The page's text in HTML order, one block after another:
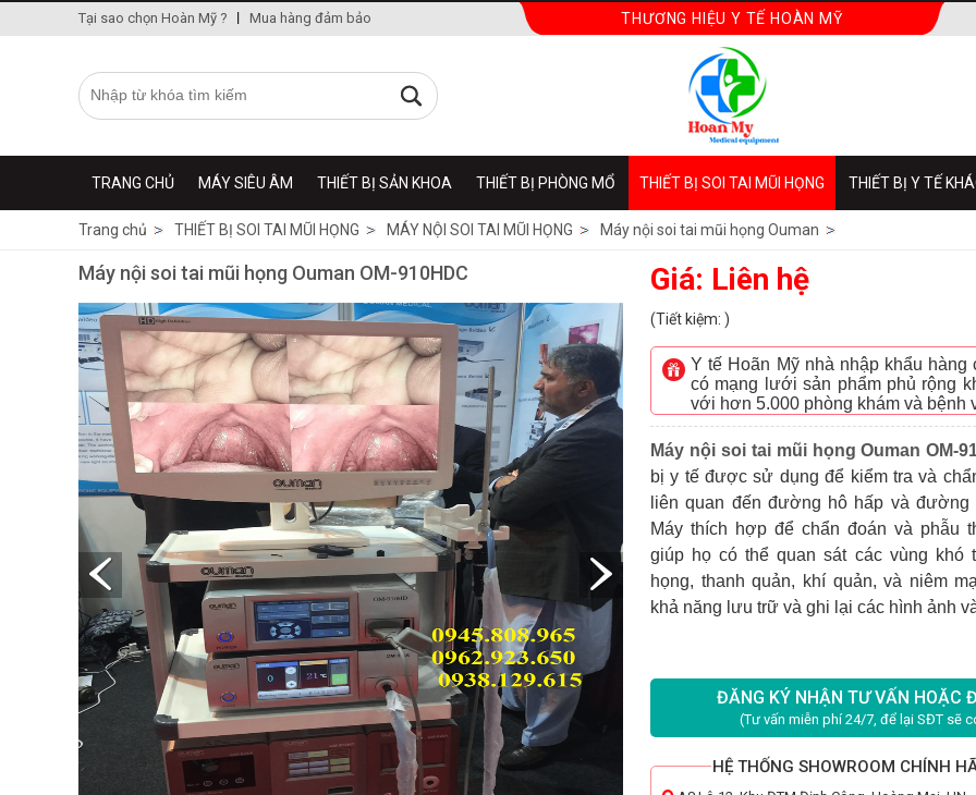
THƯƠNG HIỆU Y TẾ HOÀN MỸ
Tại sao chọn Hoàn Mỹ ? Mua hàng đảm bảo
TRANG CHỦ MÁY SIÊU ÂM THIẾT BỊ SẢN KHOA THIẾT BỊ PHÒNG MỔ THIẾT BỊ SOI TAI MŨI HỌNG THIẾT BỊ Y TẾ
Trang chủ THIẾT BỊ SOI TAI MŨI HỌNG MÁY NỘI SOI TAI MŨI HỌNG Máy nội soi tai mũi họng Ouman
Máy nội soi tai mũi họng Ouman OM-910HDC Giá: Liên hệ
(Tiết kiệm: )
Y tế Hoãn Mỹ nhà nhập khẩu hàng
có mạng lưới sản phẩm phủ rộng
với hơn 5.000 phòng khám và bệnh
Máy nội soi tai mũi họng Ouman OM-
bị y tế được sử dụng để kiểm tra và
liên quan đến đường hô hấp và
Máy thích hợp để chẩn đoán và phẫu
giúp họ có thể quan sát các vùng khó
họng, thanh quản, khí quản, và niêm
khả năng lưu trữ và ghi lại các hình ảnh
ĐĂNG KÝ NHẬN TƯ VẤN HOẶC
(Tư vấn miễn phí 24/7, để lại SĐT sẽ
HỆ THỐNG SHOWROOM CHÍNH